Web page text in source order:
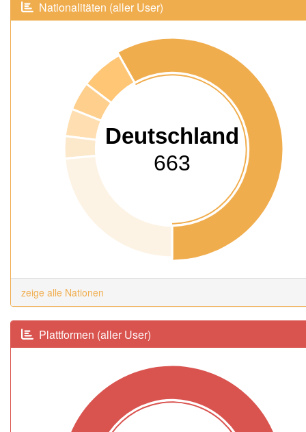
Nationalitäten (aller User)
Deutschland
663
zeige alle Nationen
Plattformen (aller User)